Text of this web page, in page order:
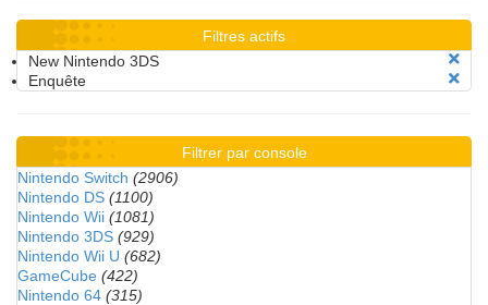
Filtres actifs
New Nintendo 3DS
Enquête
Filtrer par console
Nintendo Switch (2906)
Nintendo DS (1100)
Nintendo Wii (1081)
Nintendo 3DS (929)
Nintendo Wii U (682)
GameCube (422)
Nintendo 64 (315)